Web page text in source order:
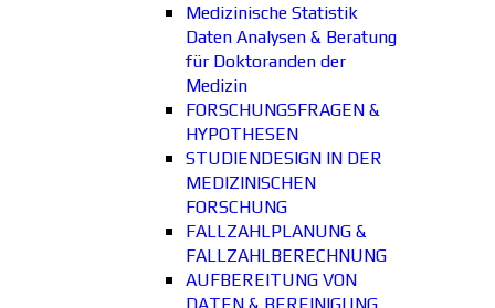
Medizinische Statistik
Daten Analysen & Beratung
für Doktoranden der
Medizin
FORSCHUNGSFRAGEN &
HYPOTHESEN
STUDIENDESIGN IN DER
MEDIZINISCHEN
FORSCHUNG
FALLZAHLPLANUNG &
FALLZAHLBERECHNUNG
AUFBEREITUNG VON